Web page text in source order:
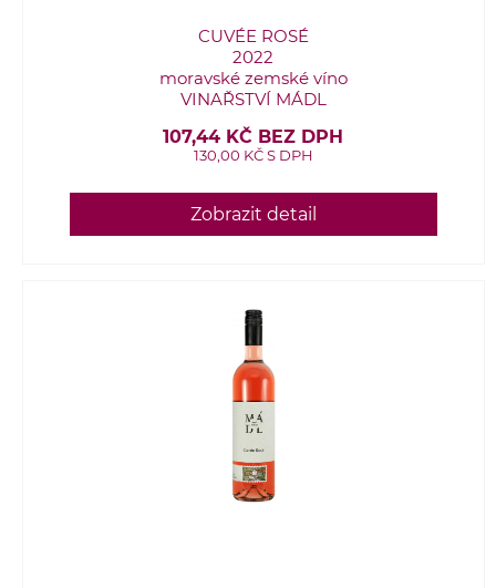
CUVÉE ROSÉ
2022
moravské zemské víno
VINAŘSTVÍ MÁDL
107,44 KČ BEZ DPH
130,00 KČ S DPH
Zobrazit detail